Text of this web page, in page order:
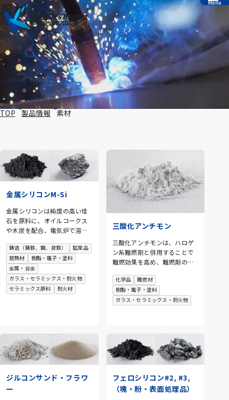
本文へ移動 Menu
素材
TOP 製品情報 素材
製品情報
金属シリコンM-Si
金属シリコンは純度の高い珪
石を原料に、オイルコークス
や木炭を配合、電気炉で溶融
破砕、整粒して造られます。
金属シリコンは生産に膨大な
電力を消費するため、国内生
産はおこなわれておりませ
ん。現在は中国を中心に、オ
砕・加工分級しております。
また、平成14年7月に中国河
北省唐山市に唐山金生機能材
料有限公司を設立し、現地で
の粉砕加工も可能となりまし
鋳造（鋳鉄、鋼、非鉄）
鉱産品
放熱材
樹脂・電子・塗料
金属・合金
ガラス・セラミックス・耐火物
セラミックス原料
耐火材
三酸化アンチモン
三酸化アンチモンは、ハロゲ
ン系難燃剤と併用することで
難燃効果を高め、難燃剤の添
ベルギーのCampine社の三酸
化アンチモンを総代理店とし
て取り扱っています。
化学品
難燃材
樹脂・電子・塗料
ガラス・セラミックス・耐火物
ジルコンサンド・フラワ
ー
フェロシリコン#2, #3,
（塊・粉・表面処理品）